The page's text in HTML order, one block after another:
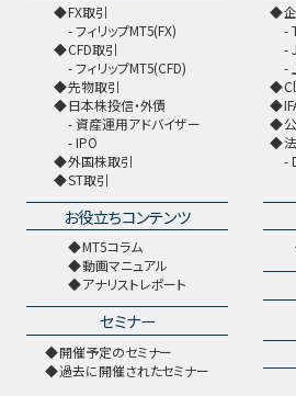
FX取引
フィリップMT5(FX)
CFD取引
フィリップMT5(CFD)
先物取引
日本株投信・外債
資産運用アドバイザー
IPO
外国株取引
ST取引
お役立ちコンテンツ
MT5コラム
動画マニュアル
アナリストレポート
セミナー
開催予定のセミナー
過去に開催されたセミナー